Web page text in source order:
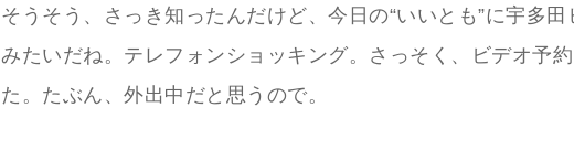
そうそう、さっき知ったんだけど、今日の“いいとも”に宇多田
みたいだね。テレフォンショッキング。さっそく、ビデオ予
た。たぶん、外出中だと思うので。